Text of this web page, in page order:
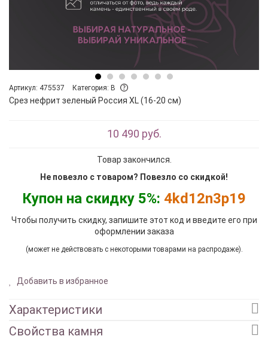
Артикул: 475537 Категория: B
Срез нефрит зеленый Россия XL (16-20 см)
10 490 руб.
Товар закончился.
Не повезло с товаром? Повезло со скидкой!
Купон на скидку 5%: 4kd12n3p19
Чтобы получить скидку, запишите этот код и введите его при
оформлении заказа
(может не действовать с некоторыми товарами на распродаже).
Добавить в избранное
Характеристики
Свойства камня